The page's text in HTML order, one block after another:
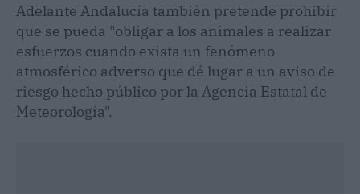
Adelante Andalucía también pretende prohibir
que se pueda "obligar a los animales a realizar
esfuerzos cuando exista un fenómeno
atmosférico adverso que dé lugar a un aviso de
riesgo hecho público por la Agencia Estatal de
Meteorología".